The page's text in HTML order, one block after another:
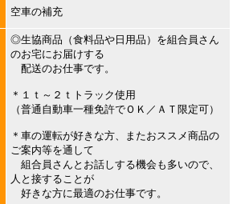
空車の補充
◎生協商品（食料品や日用品）を組合員さん
のお宅にお届けする
配送のお仕事です。
＊１ｔ～２ｔトラック使用
（普通自動車一種免許でＯＫ／ＡＴ限定可）
＊車の運転が好きな方、またおススメ商品の
ご案内等を通して
組合員さんとお話しする機会も多いので、
人と接することが
好きな方に最適のお仕事です。